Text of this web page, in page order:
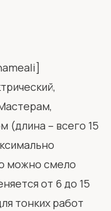
(длина – всего 15
можно смело
от 6 до 15
тонких работ